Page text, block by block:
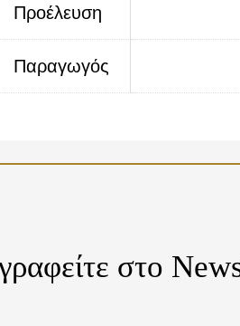
Προέλευση
Παραγωγός
στο